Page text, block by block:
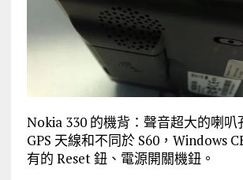
Nokia 330 的機背：聲音超大的喇叭
GPS 天線和不同於 S60，Windows
有的 Reset 鈕、電源開關機鈕。